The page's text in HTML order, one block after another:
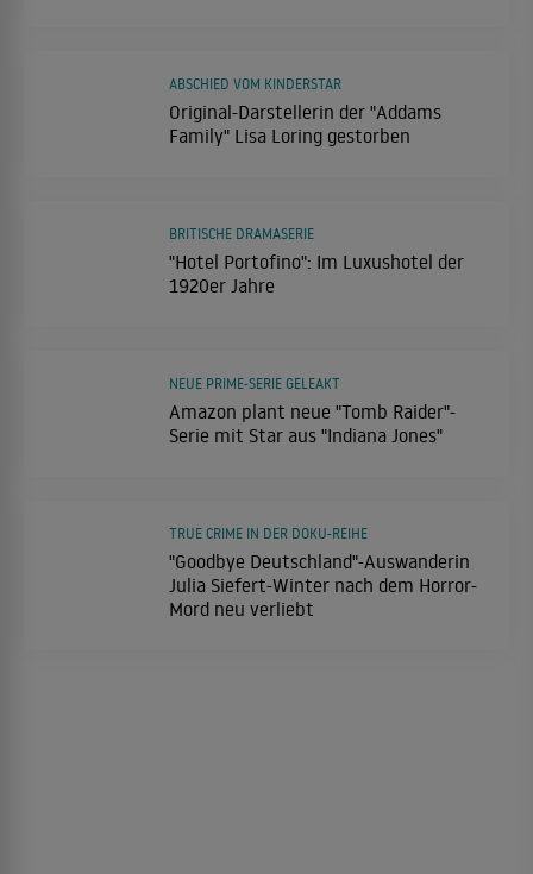
Original-Darstellerin der "Addams
Family" Lisa Loring gestorben
ABSCHIED VOM KINDERSTAR
"Hotel Portofino": Im Luxushotel der
1920er Jahre
BRITISCHE DRAMASERIE
Amazon plant neue "Tomb Raider"-
Serie mit Star aus "Indiana Jones"
NEUE PRIME-SERIE GELEAKT
"Goodbye Deutschland"-Auswanderin
Julia Siefert-Winter nach dem Horror-
Mord neu verliebt
TRUE CRIME IN DER DOKU-REIHE